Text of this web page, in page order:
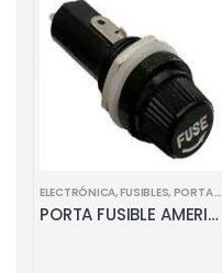
ELECTRÓNICA,FUSIBLES, PORTA FUSIBLES
PORTA FUSIBLE AMERICANO CHASSIS 6x30